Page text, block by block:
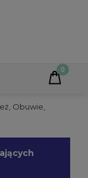
Obuwie,